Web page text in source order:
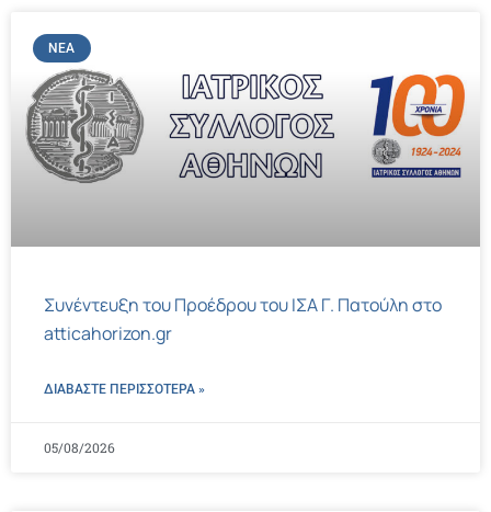
ΝΈΑ
Συνέντευξη του Προέδρου του ΙΣΑ Γ. Πατούλη στο
atticahorizon.gr
ΔΙΑΒΑΣΤΕ ΠΕΡΙΣΣΌΤΕΡΑ »
05/08/2026